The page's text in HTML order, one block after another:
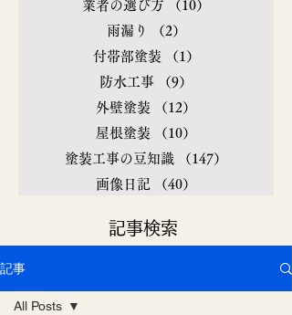
業者の選び方
（10）
雨漏り
（2）
付帯部塗装
（1）
防水工事
（9）
外壁塗装
（12）
屋根塗装
（10）
塗装工事の豆知識
（147）
画像日記
（40）
​記事検索
記事
All Posts